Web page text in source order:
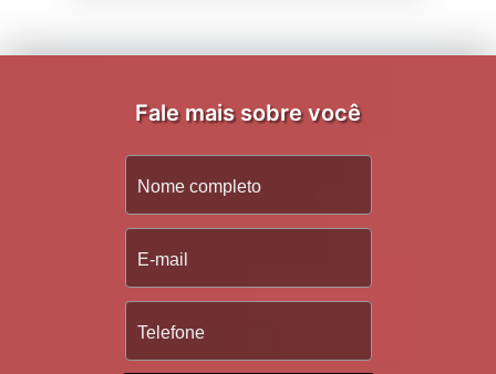
Fale mais sobre você